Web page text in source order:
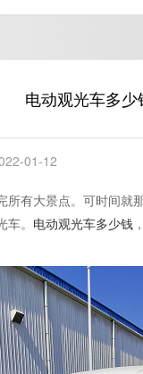
电动观光车多
01-12
所有大景点。可时间
。 电动观光车多少钱